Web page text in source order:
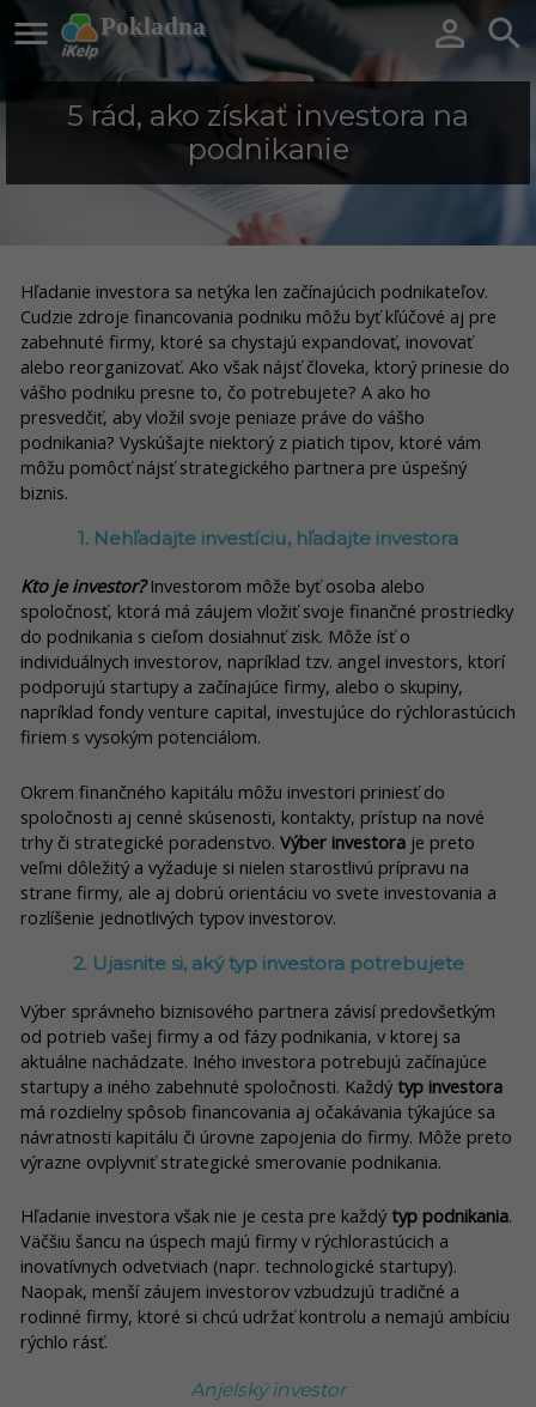
Pokladna
  
5 rád, ako získať investora na
podnikanie
Hľadanie investora sa netýka len začínajúcich podnikateľov.
Cudzie zdroje financovania podniku môžu byť kľúčové aj pre
zabehnuté firmy, ktoré sa chystajú expandovať, inovovať
alebo reorganizovať. Ako však nájsť človeka, ktorý prinesie do
vášho podniku presne to, čo potrebujete? A ako ho
presvedčiť, aby vložil svoje peniaze práve do vášho
podnikania? Vyskúšajte niektorý z piatich tipov, ktoré vám
môžu pomôcť nájsť strategického partnera pre úspešný
biznis.
1. Nehľadajte investíciu, hľadajte investora
Kto je investor?Investorom môže byť osoba alebo
spoločnosť, ktorá má záujem vložiť svoje finančné prostriedky
do podnikania s cieľom dosiahnuť zisk. Môže ísť o
individuálnych investorov, napríklad tzv. angel investors, ktorí
podporujú startupy a začínajúce firmy, alebo o skupiny,
napríklad fondy venture capital, investujúce do rýchlorastúcich
firiem s vysokým potenciálom.
Okrem finančného kapitálu môžu investori priniesť do
spoločnosti aj cenné skúsenosti, kontakty, prístup na nové
trhy či strategické poradenstvo. Výber investora je preto
veľmi dôležitý a vyžaduje si nielen starostlivú prípravu na
strane firmy, ale aj dobrú orientáciu vo svete investovania a
rozlíšenie jednotlivých typov investorov.
2. Ujasnite si, aký typ investora potrebujete
Výber správneho biznisového partnera závisí predovšetkým
od potrieb vašej firmy a od fázy podnikania, v ktorej sa
aktuálne nachádzate. Iného investora potrebujú začínajúce
startupy a iného zabehnuté spoločnosti. Každý typ investora
má rozdielny spôsob financovania aj očakávania týkajúce sa
návratnosti kapitálu či úrovne zapojenia do firmy. Môže preto
výrazne ovplyvniť strategické smerovanie podnikania.
Hľadanie investora však nie je cesta pre každý typ podnikania.
Väčšiu šancu na úspech majú firmy v rýchlorastúcich a
inovatívnych odvetviach (napr. technologické startupy).
Naopak, menší záujem investorov vzbudzujú tradičné a
rodinné firmy, ktoré si chcú udržať kontrolu a nemajú ambíciu
rýchlo rásť.
Anjelský investor